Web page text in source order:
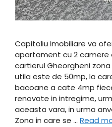
Capitoliu Imobiliare va
apartament cu 2 camere
cartierul Gheorgheni
utila este de 50mp, la
bacoane a cate 4mp
renovate in intregime,
aceasta vara, in urma
Zona in care se … Read